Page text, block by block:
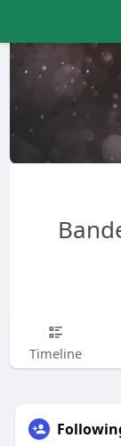
Timeline